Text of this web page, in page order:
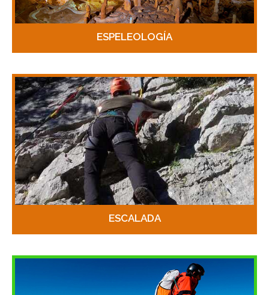
ESPELEOLOGÍA
ESCALADA